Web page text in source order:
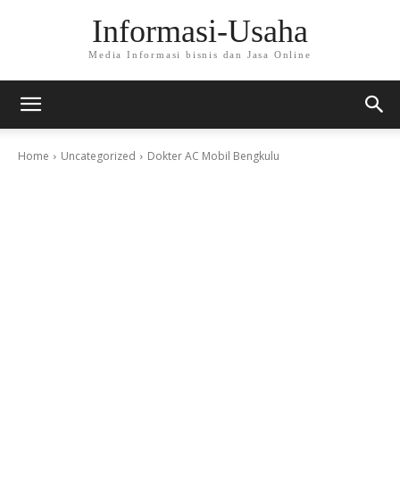
Informasi-Usaha
Media Informasi bisnis dan Jasa Online
Home Uncategorized Dokter AC Mobil Bengkulu